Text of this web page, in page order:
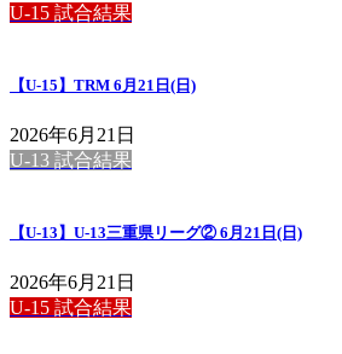
U-15 試合結果
【U-15】TRM 6月21日(日)
2026年6月21日
U-13 試合結果
【U-13】U-13三重県リーグ② 6月21日(日)
2026年6月21日
U-15 試合結果